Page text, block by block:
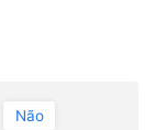
Não